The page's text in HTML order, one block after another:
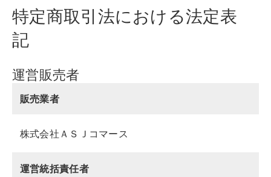
特定商取引法における法定表
記
運営販売者
販売業者
株式会社ＡＳＪコマース
運営統括責任者